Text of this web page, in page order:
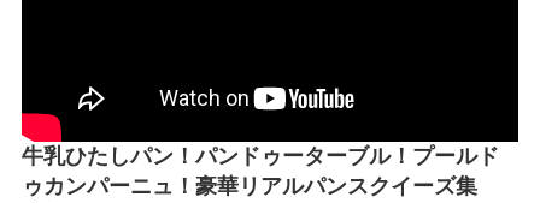
牛乳ひたしパン！パンドゥーターブル！プールド
ゥカンパーニュ！豪華リアルパンスクイーズ集